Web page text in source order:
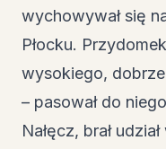
wychowywał się
Płocku.
wysokiego,
– pasował do
Nałęcz, brał